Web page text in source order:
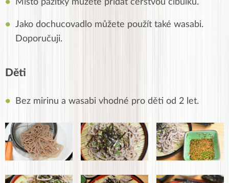
Místo pažitky můžete přidat čerstvou cibulku.
Jako dochucovadlo můžete použít také wasabi.
Doporučuji.
Děti
Bez mirinu a wasabi vhodné pro děti od 2 let.